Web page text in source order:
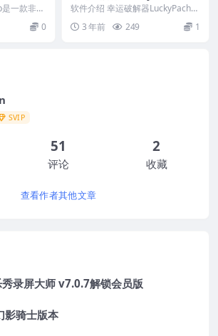
一款非常
件。软件
0
v10.7.6官方最新版
软件介绍 幸运破解器LuckyPacher
是来自破解大神ChelpuS的作品，
它...3 年前 249 1
SVIP
51
评论
2
收藏
查看作者其他文章
录屏大师 v7.0.7解锁会员版
影骑士版本